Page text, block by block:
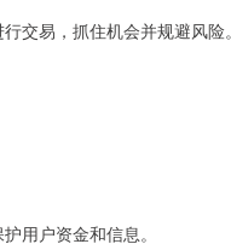
交易，抓住机会并规避风险。
用户资金和信息。